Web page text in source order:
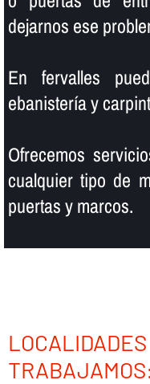
dejarnos ese
En fervalles
ebanisterí­a y
Ofrecemos
cualquier tipo de
puertas y marcos.